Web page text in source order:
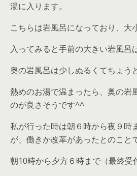
湯に入ります。
こちらは岩風呂になっており、大
入ってみると手前の大きい岩風呂
奥の岩風呂は少しぬるくてちょう
熱めのお湯で温まったら、奥の岩
のが良さそうです^^
私が行った時は朝６時から夜９時
が、働きか改革があったとのこと
朝10時から夕方６時まで（最終受